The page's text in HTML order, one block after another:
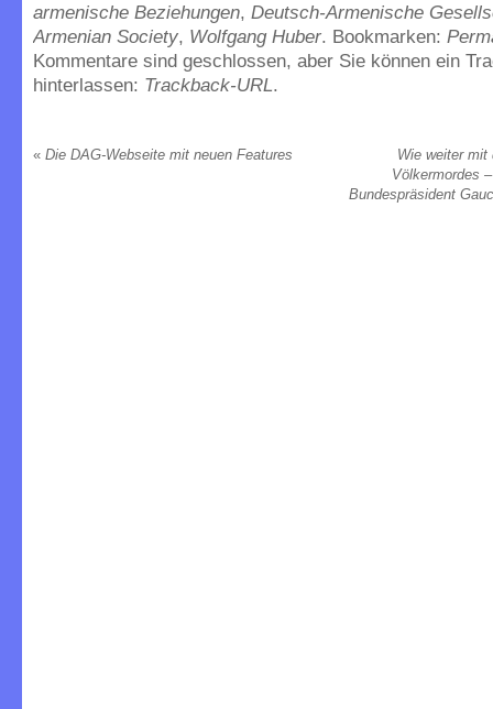
armenische Beziehungen, Deutsch-Armenische
Armenian Society, Wolfgang Huber. Bookmarken:
Kommentare sind geschlossen, aber Sie können ein
hinterlassen: Trackback-URL.
« Die DAG-Webseite mit neuen Features
Wie weiter mit
Völkermordes
Bundespräsident